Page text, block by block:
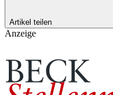
Artikel teilen
Anzeige